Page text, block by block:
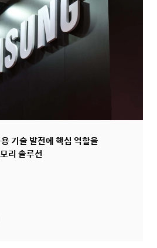
기술 발전에 핵심 역할을
리 솔루션